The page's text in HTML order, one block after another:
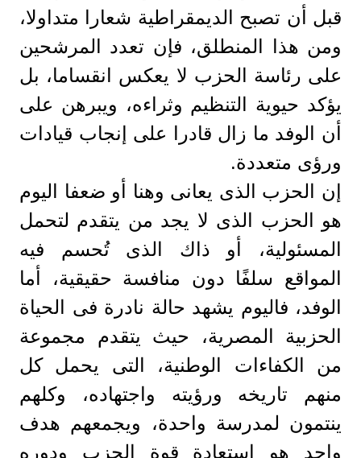
قبل أن تصبح الديمقراطية شعارا متداولا،
ومن هذا المنطلق، فإن تعدد المرشحين
على رئاسة الحزب لا يعكس انقساما، بل
يؤكد حيوية التنظيم وثراءه، ويبرهن على
أن الوفد ما زال قادرا على إنجاب قيادات
ورؤى متعددة.
إن الحزب الذى يعانى وهنا أو ضعفا اليوم
هو الحزب الذى لا يجد من يتقدم لتحمل
المسئولية، أو ذاك الذى تُحسم فيه
المواقع سلفًا دون منافسة حقيقية، أما
الوفد، فاليوم يشهد حالة نادرة فى الحياة
الحزبية المصرية، حيث يتقدم مجموعة
من الكفاءات الوطنية، التى يحمل كل
منهم تاريخه ورؤيته واجتهاده، وكلهم
ينتمون لمدرسة واحدة، ويجمعهم هدف
واحد هو استعادة قوة الحزب ودوره